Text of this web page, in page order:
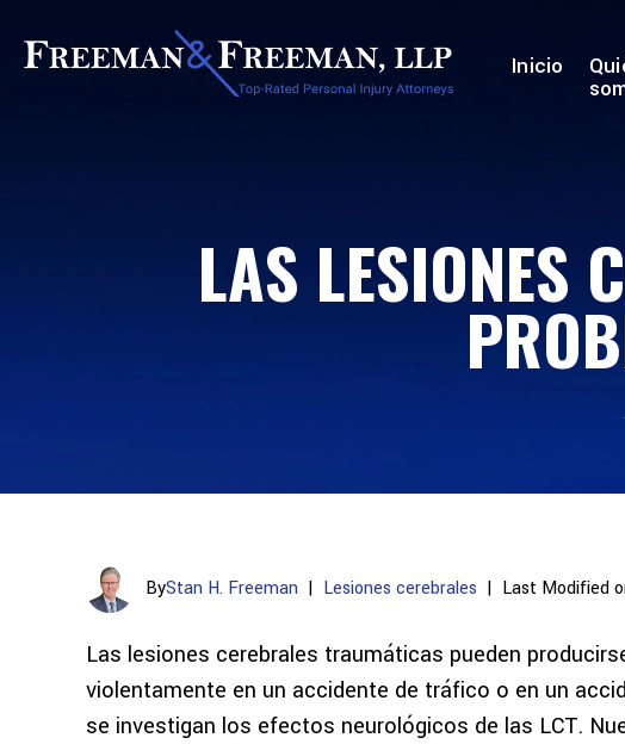
Inicio
LAS LESIONES
ByStan H. Freeman | Lesiones cerebrales | Last Modified
Las lesiones cerebrales traumáticas pueden
violentamente en un accidente de tráfico o en un
se investigan los efectos neurológicos de las LCT.